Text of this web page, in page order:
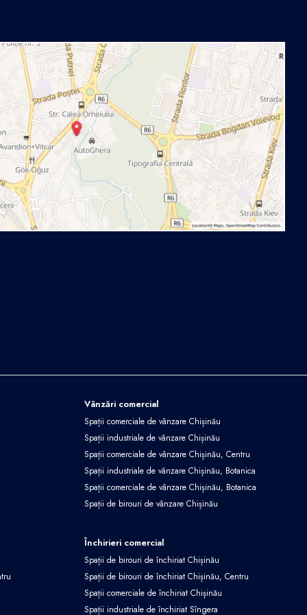
Vânzări comercial
Spații comerciale de vânzare Chișinău
Spații industriale de vânzare Chișinău
Spații comerciale de vânzare Chișinău, Centru
Spații industriale de vânzare Chișinău, Botanica
Spații comerciale de vânzare Chișinău, Botanica
Spații de birouri de vânzare Chișinău
Închirieri comercial
Spații de birouri de închiriat Chișinău
Spații de birouri de închiriat Chișinău, Centru
Spații comerciale de închiriat Chișinău
Spații industriale de închiriat Sîngera